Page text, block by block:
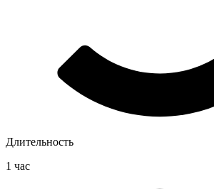
Длительность
1 час